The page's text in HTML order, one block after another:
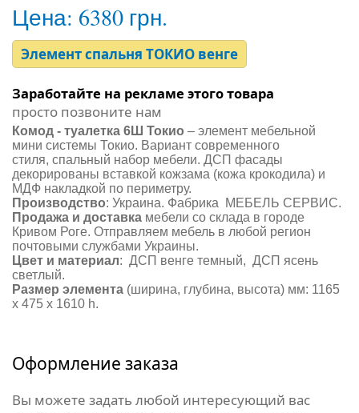
Цена: 6380 грн.
Элемент спальня ТОКИО венге
Заработайте на рекламе этого товара
просто позвоните нам
Комод - туалетка 6Ш Токио – элемент мебельной
мини системы Токио. Вариант современного
стиля, спальный набор мебели. ДСП фасады
декорированы вставкой кожзама (кожа крокодила) и
МДФ накладкой по периметру.
Производство: Украина. Фабрика МЕБЕЛЬ СЕРВИС.
Продажа и доставка мебели со склада в городе
Кривом Роге. Отправляем мебель в любой регион
почтовыми службами Украины.
Цвет и материал: ДСП венге темный, ДСП ясень
светлый.
Размер элемента (ширина, глубина, высота) мм: 1165
х 475 х 1610 h.
Оформление заказа
Вы можете задать любой интересующий вас